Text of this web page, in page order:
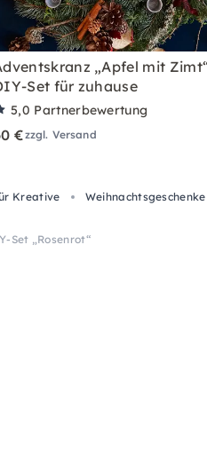
„Apfel mit
Set für zuhause
5,0 Partnerbewertung
€zzgl. Versand
Kreative
Set „Rosenrot“